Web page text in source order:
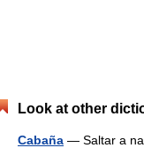
Look at other
Cabaña — Saltar a